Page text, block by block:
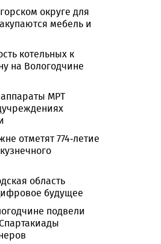
округе для
мебель и
котельных к
на Вологодчине
МРТ
отметят 774-летие
область
будущее
подвели